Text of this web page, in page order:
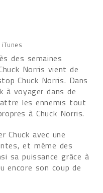
des semaines
Norris vient de
Chuck Norris. Dans
à voyager dans de
les ennemis tout
à Chuck Norris.
Chuck avec une
et même des
sa puissance grâce à
encore son coup de